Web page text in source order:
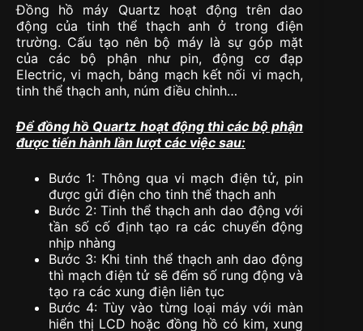
Đồng hồ máy Quartz hoạt động trên dao
động của tinh thể thạch anh ở trong điện
trường. Cấu tạo nên bộ máy là sự góp mặt
của các bộ phận như pin, động cơ đạp
Electric, vi mạch, bảng mạch kết nối vi mạch,
tinh thể thạch anh, núm điều chỉnh…
Để đồng hồ Quartz hoạt động thì các bộ phận
được tiến hành lần lượt các việc sau:
Bước 1: Thông qua vi mạch điện tử, pin
được gửi điện cho tinh thể thạch anh
Bước 2: Tinh thể thạch anh dao động với
tần số cố định tạo ra các chuyển động
nhịp nhàng
Bước 3: Khi tinh thể thạch anh dao động
thì mạch điện tử sẽ đếm số rung động và
tạo ra các xung điện liên tục
Bước 4: Tùy vào từng loại máy với màn
hiển thị LCD hoặc đồng hồ có kim, xung